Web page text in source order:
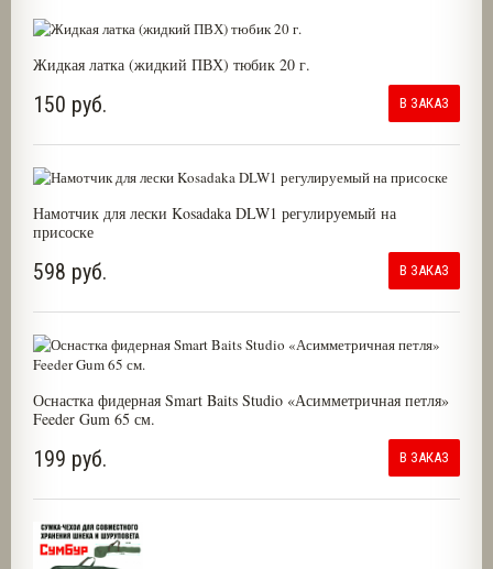
Жидкая латка (жидкий ПВХ) тюбик 20 г.
150 руб. В ЗАКАЗ
Намотчик для лески Kosadaka DLW1 регулируемый на
присоске
598 руб. В ЗАКАЗ
Оснастка фидерная Smart Baits Studio «Асимметричная петля»
Feeder Gum 65 см.
199 руб. В ЗАКАЗ